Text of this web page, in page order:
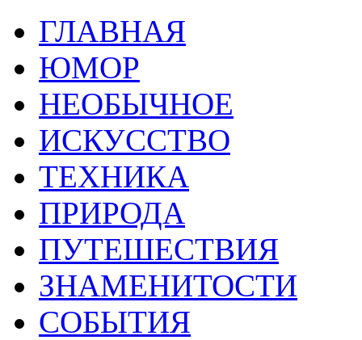
ГЛАВНАЯ
ЮМОР
НЕОБЫЧНОЕ
ИСКУССТВО
ТЕХНИКА
ПРИРОДА
ПУТЕШЕСТВИЯ
ЗНАМЕНИТОСТИ
СОБЫТИЯ